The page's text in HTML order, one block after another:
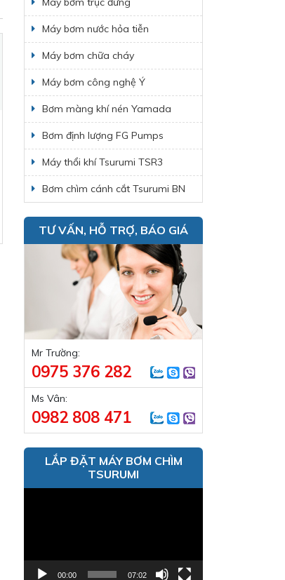
Bơm màng Husky
716
Giá: Liên hệ
Xem chi tiết
Máy bơm nước
400B645
Xem chi tiết
Đặt mua
Máy bơm nước hỏa tiễn
Máy bơm chữa cháy
Máy bơm công nghệ Ý
Bơm màng khí nén Yamada
Bơm định lượng FG Pumps
Máy thổi khí Tsurumi TSR3
Bơm chìm cánh cắt Tsurumi BN
TƯ VẤN, HỖ TRỢ, BÁO GIÁ
Mr Trường:
0975 376 282
Ms Vân:
0982 808 471
LẮP ĐẶT MÁY BƠM CHÌM
TSURUMI
00:00 07:02